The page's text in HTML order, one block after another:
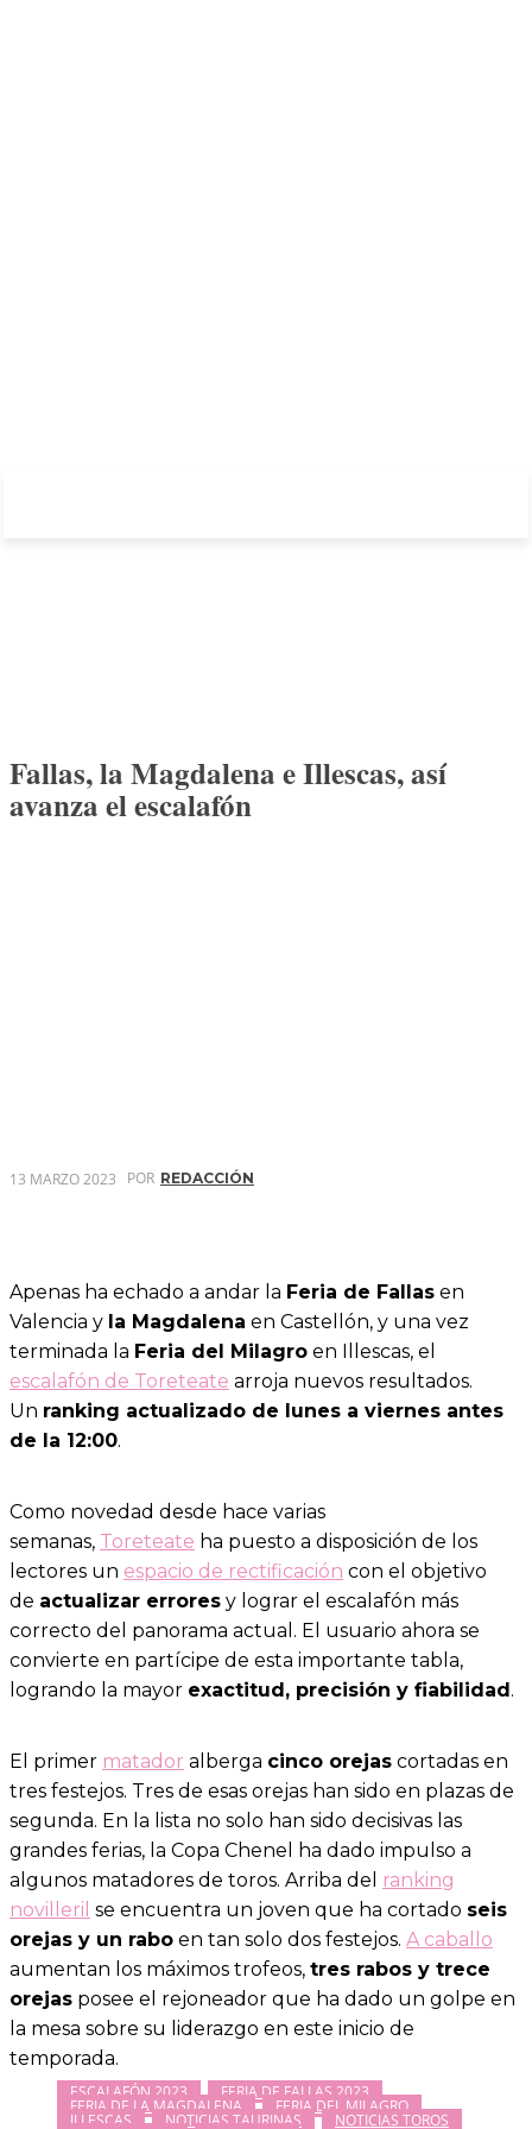
Fallas, la Magdalena e Illescas, así
avanza el escalafón
13 MARZO 2023 POR REDACCIÓN
Apenas ha echado a andar la Feria de Fallas en
Valencia y la Magdalena en Castellón, y una vez
terminada la Feria del Milagro en Illescas, el
escalafón de Toreteate arroja nuevos resultados.
Un ranking actualizado de lunes a viernes antes
de la 12:00.
Como novedad desde hace varias
semanas, Toreteate ha puesto a disposición de los
lectores un espacio de rectificación con el objetivo
de actualizar errores y lograr el escalafón más
correcto del panorama actual. El usuario ahora se
convierte en partícipe de esta importante tabla,
logrando la mayor exactitud, precisión y fiabilidad.
El primer matador alberga cinco orejas cortadas en
tres festejos. Tres de esas orejas han sido en plazas de
segunda. En la lista no solo han sido decisivas las
grandes ferias, la Copa Chenel ha dado impulso a
algunos matadores de toros. Arriba del
ranking
novilleril se encuentra un joven que ha cortado seis
orejas y un rabo en tan solo dos festejos. A caballo
aumentan los máximos trofeos, tres rabos y trece
orejas posee el rejoneador que ha dado un golpe en
la mesa sobre su liderazgo en este inicio de
temporada.
ESCALAFÓN 2023 FERIA DE FALLAS 2023
FERIA DE LA MAGDALENA FERIA DEL MILAGRO
ILLESCAS NOTICIAS TAURINAS NOTICIAS TOROS